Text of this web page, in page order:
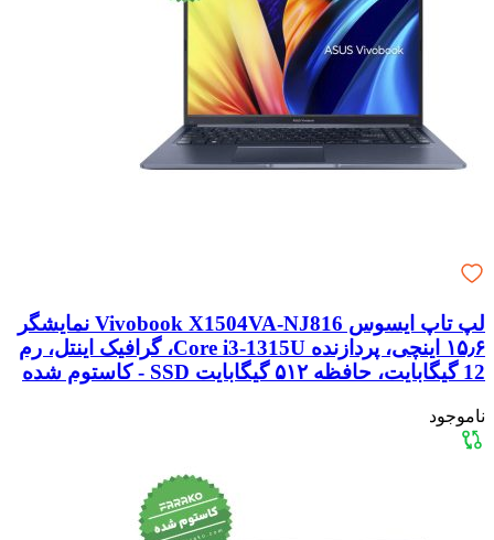
لپ تاپ ایسوس Vivobook X1504VA-NJ816 نمایشگر
۱۵٫۶ اینچی، پردازنده Core i3-1315U، گرافیک اینتل، رم
12 گیگابایت، حافظه ۵۱۲ گیگابایت SSD - کاستوم شده
ناموجود